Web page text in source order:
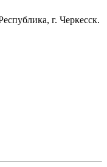
г. Черкесск.